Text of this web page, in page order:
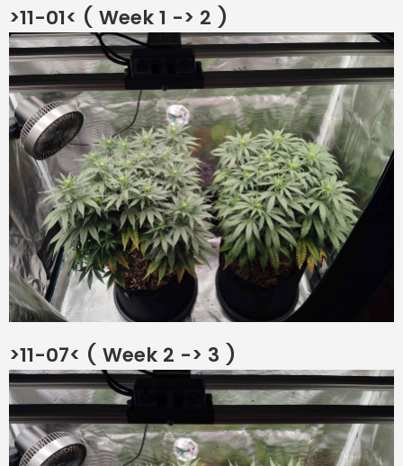
>11-01< ( Week 1 -> 2 )
>11-07< ( Week 2 -> 3 )